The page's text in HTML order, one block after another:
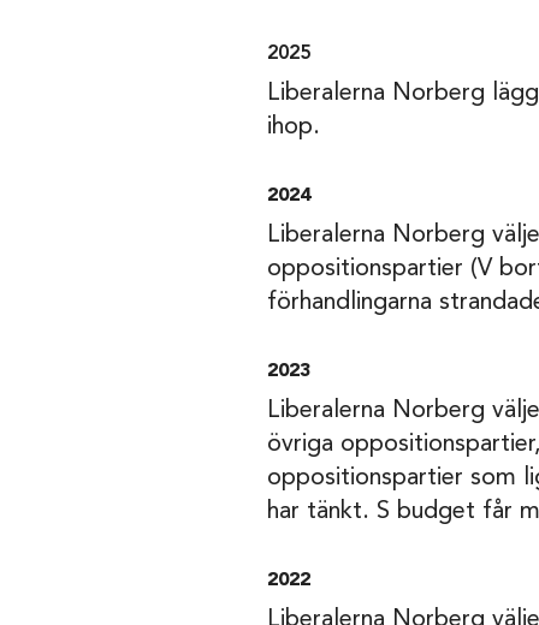
2025
Liberalerna Norberg
ihop.
2024
Liberalerna Norberg
oppositionspartier (V
förhandlingarna
2023
Liberalerna Norberg
övriga
oppositionspartier som
har tänkt. S budget får
2022